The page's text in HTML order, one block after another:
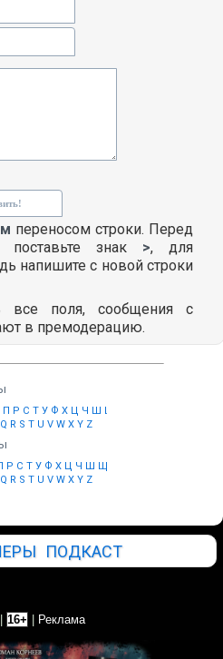
переносом строки. Перед
поставьте знак >, для
напишите с новой строки
все поля, сообщения с
в премодерацию.
П Р С Т У Ф Х Ц Ч Ш Щ
Q R S T U V W X Y Z
Р С Т У Ф Х Ц Ч Ш Щ
Q R S T U V W X Y Z
ПОДКАСТ
16+ Реклама